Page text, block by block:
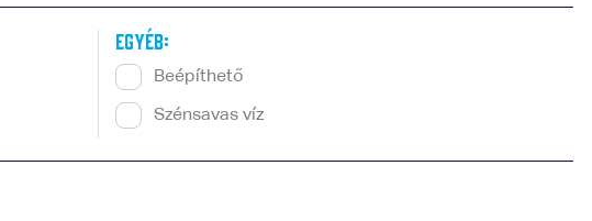
Egyéb:
Beépíthető
Szénsavas víz